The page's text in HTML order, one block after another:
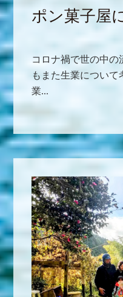
ポン菓子屋
コロナ禍で世の中
もまた生業につい
業...